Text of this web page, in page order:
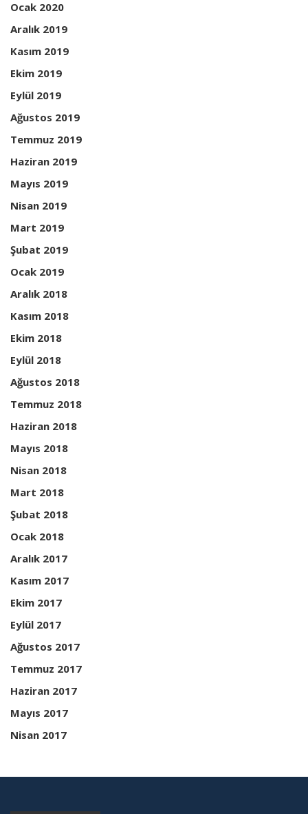
Ocak 2020
Aralık 2019
Kasım 2019
Ekim 2019
Eylül 2019
Ağustos 2019
Temmuz 2019
Haziran 2019
Mayıs 2019
Nisan 2019
Mart 2019
Şubat 2019
Ocak 2019
Aralık 2018
Kasım 2018
Ekim 2018
Eylül 2018
Ağustos 2018
Temmuz 2018
Haziran 2018
Mayıs 2018
Nisan 2018
Mart 2018
Şubat 2018
Ocak 2018
Aralık 2017
Kasım 2017
Ekim 2017
Eylül 2017
Ağustos 2017
Temmuz 2017
Haziran 2017
Mayıs 2017
Nisan 2017